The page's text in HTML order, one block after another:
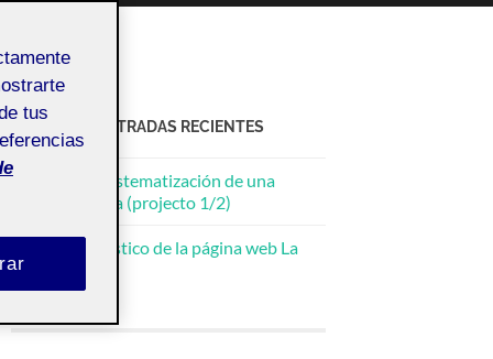
ACTIFOLIO ENTRADAS RECIENTES
02 Diseño y sistematización de una
interfaz gráfica (projecto 1/2)
Análisis heurístico de la página web La
Casa del Libro
tus